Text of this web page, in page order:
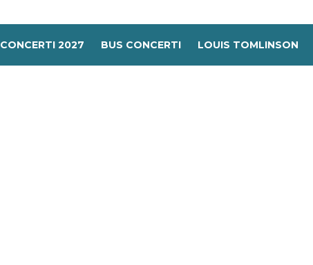
CONCERTI 2027 BUS CONCERTI LOUIS TOMLINSON